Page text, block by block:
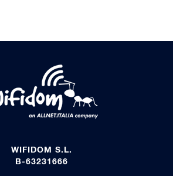
WIFIDOM S.L.
B-63231666